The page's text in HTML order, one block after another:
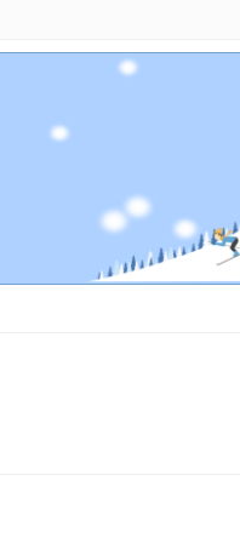
l
s